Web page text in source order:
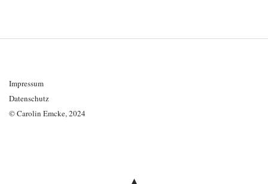
Impressum
Datenschutz
© Carolin Emcke, 2024